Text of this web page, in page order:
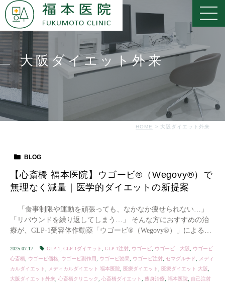
大阪ダイエット外来
HOME 大阪ダイエット外来
BLOG
【心斎橋 福本医院】ウゴービ®（Wegovy®）で
無理なく減量｜医学的ダイエットの新提案
「食事制限や運動を頑張っても、なかなか痩せられない…」
「リバウンドを繰り返してしまう…」 そんな方におすすめの治
療が、GLP-1受容体作動薬「ウゴービ®（Wegovy®）」による医
2025.07.17 GLP-1 GLP-1ダイエット GLP-1注射 ウゴービ ウゴービ 大阪
ウゴービ
心斎橋
ウゴービ価格 ウゴービ副作用 ウゴービ効果 ウゴービ注射 セマグルチド
メディ
カルダイエット
メディカルダイエット 福本医院 医療ダイエット 医療ダイエット 大阪
大阪ダイエット外来 心斎橋クリニック 心斎橋ダイエット 痩身治療 福本医院
自己注射